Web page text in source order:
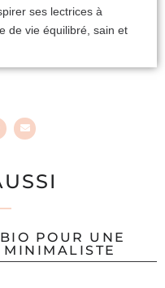
ses lectrices à
de vie équilibré, sain et
POUR UNE